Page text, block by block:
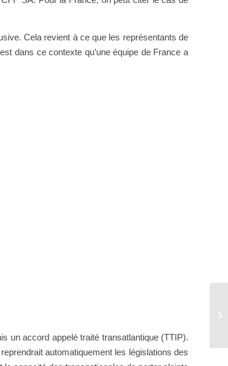
Cela revient à ce que les représentants de
dans ce contexte qu’une équipe de France a
un accord appelé traité transatlantique (TTIP).
automatiquement les législations des